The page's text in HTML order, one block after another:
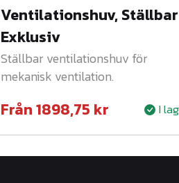
Ventilationshuv, Ställbar
Exklusiv
Ställbar ventilationshuv för
mekanisk ventilation.
Från1898,75 kr I